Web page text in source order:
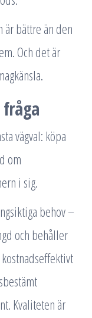
är bättre än den
Och det är
vägval: köpa
om
i sig.
behov –
och behåller
Kvaliteten är